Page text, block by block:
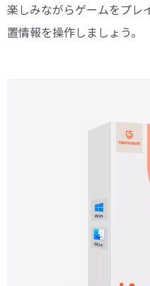
楽しみながらゲームをプレ
置情報を操作しましょう。